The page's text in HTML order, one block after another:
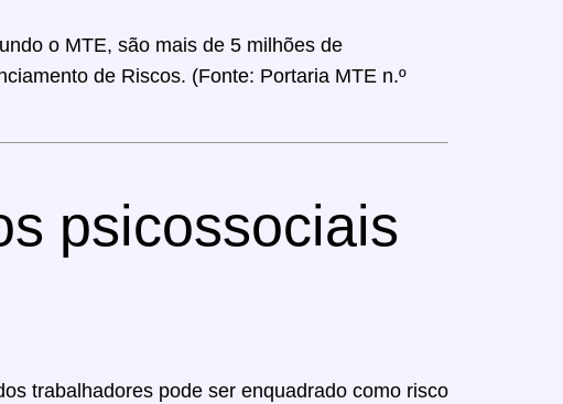
o MTE, são mais de 5 milhões de
de Riscos. (Fonte: Portaria MTE n.º
psicossociais
trabalhadores pode ser enquadrado como risco